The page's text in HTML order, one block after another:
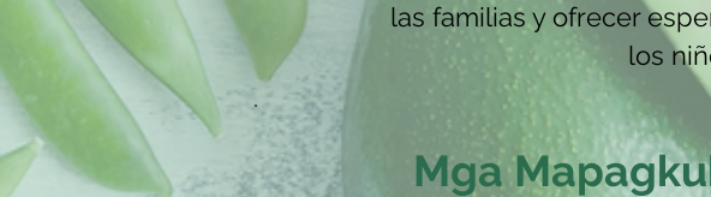
las familias y ofrecer
los
Mga